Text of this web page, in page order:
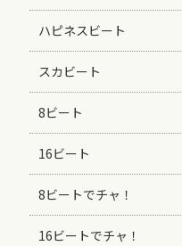
ハピネスビート
スカビート
8ビート
16ビート
8ビートでチャ！
16ビートでチャ！